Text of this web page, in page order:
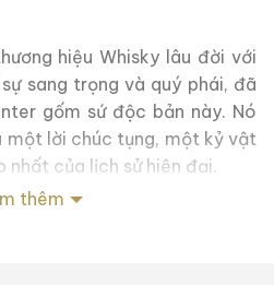
hiệu Whisky lâu đời với
sang trọng và quý phái, đã
gốm sứ độc bản này. Nó
một lời chúc tụng, một kỷ vật
nhất của lịch sử hiện đại.
Tinh Xảo
thêm